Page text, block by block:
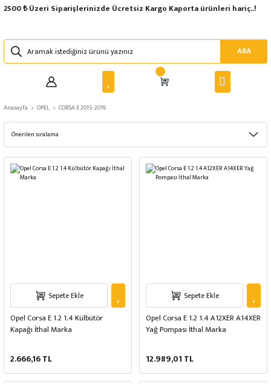
2500 ₺ Üzeri Siparişlerinizde Ücretsiz Kargo Kaporta ürünleri hariç..!
ARA
Anasayfa OPEL CORSA E 2015-2019
Sepete Ekle
Opel Corsa E 1.2 1.4 Külbütör
Kapağı İthal Marka
2.666,16 TL
Sepete Ekle
Opel Corsa E 1.2 1.4 A12XER A14XER
Yağ Pompası İthal Marka
12.989,01 TL